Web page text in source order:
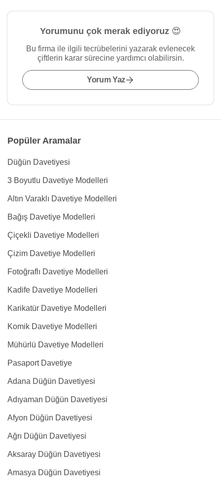
Yorumunu çok merak ediyoruz 😍
Bu firma ile ilgili tecrübelerini yazarak evlenecek
çiftlerin karar sürecine yardımcı olabilirsin.
Yorum Yaz
Popüler Aramalar
Düğün Davetiyesi
3 Boyutlu Davetiye Modelleri
Altın Varaklı Davetiye Modelleri
Bağış Davetiye Modelleri
Çiçekli Davetiye Modelleri
Çizim Davetiye Modelleri
Fotoğraflı Davetiye Modelleri
Kadife Davetiye Modelleri
Karikatür Davetiye Modelleri
Komik Davetiye Modelleri
Mühürlü Davetiye Modelleri
Pasaport Davetiye
Adana Düğün Davetiyesi
Adıyaman Düğün Davetiyesi
Afyon Düğün Davetiyesi
Ağrı Düğün Davetiyesi
Aksaray Düğün Davetiyesi
Amasya Düğün Davetiyesi